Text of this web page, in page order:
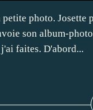
petite photo.
son album-
faites. D'abord...